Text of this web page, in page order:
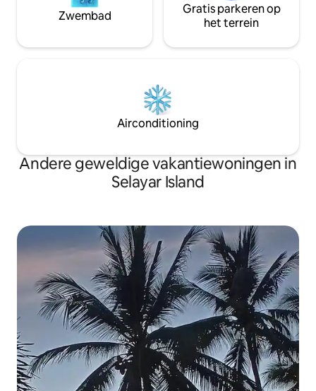
Zwembad
Gratis parkeren op
het terrein
Airconditioning
Andere geweldige vakantiewoningen in
Selayar Island